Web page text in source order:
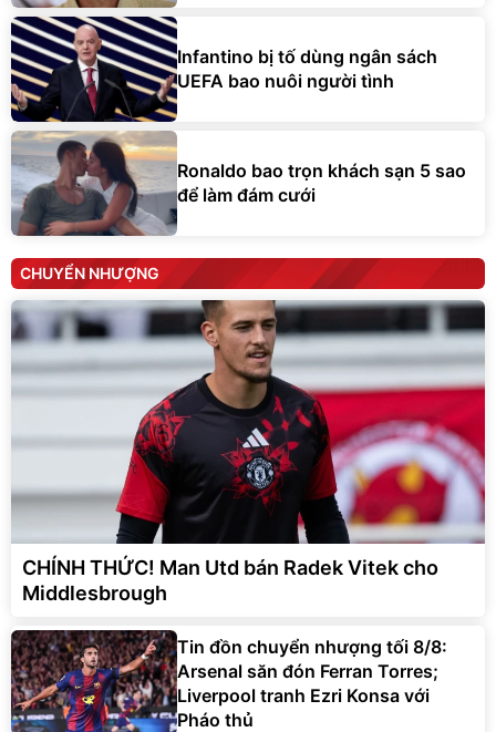
Infantino bị tố dùng ngân sách
UEFA bao nuôi người tình
Ronaldo bao trọn khách sạn 5 sao
để làm đám cưới
CHUYỂN NHƯỢNG
CHÍNH THỨC! Man Utd bán Radek Vitek cho
Middlesbrough
Tin đồn chuyển nhượng tối 8/8:
Arsenal săn đón Ferran Torres;
Liverpool tranh Ezri Konsa với
Pháo thủ